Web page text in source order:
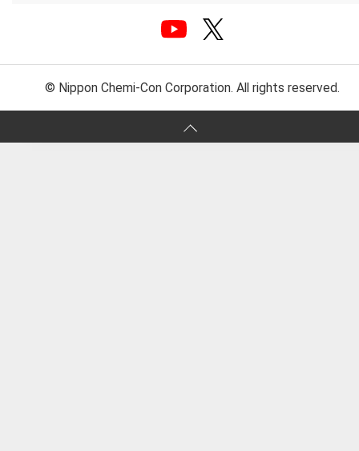
© Nippon Chemi-Con Corporation. All rights reserved.